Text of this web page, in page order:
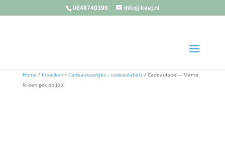
0648740399 info@keej.nl
Home / Inpakken/ Cadeaukaartjes - cadeaulabels/ Cadeaulabel – Mama
ik ben gek op jou!